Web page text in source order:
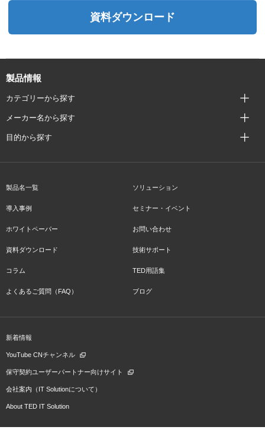
資料ダウンロード
製品情報
カテゴリーから探す
メーカー名から探す
目的から探す
製品名一覧 ソリューション
導入事例 セミナー・イベント
ホワイトペーパー お問い合わせ
資料ダウンロード 技術サポート
コラム TED用語集
よくあるご質問（FAQ） ブログ
新着情報
YouTube CNチャンネル
保守契約ユーザーパートナー向けサイト
会社案内（IT Solutionについて）
About TED IT Solution